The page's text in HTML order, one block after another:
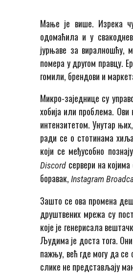
Мање је више. Изрека
одомаћила и у
јурњаве за виралношћу,
помера у другом правцу.
гомили, брендови и
Микро-заједнице су
хобија или проблема.
интензитетом. Унутар
ради се о стотинама
који се међусобно
Discord сервери на
боравак,Instagram
Зашто се ова промена
друштвених мрежа су
које је генерисала
Људима је доста тога.
пажњу, већ где могу да
слике не представљају